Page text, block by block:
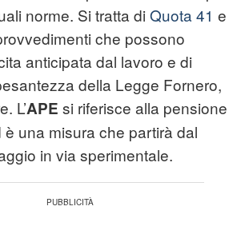
norme. Si tratta di Quota 41 e
che possono
anticipata dal lavoro e di
della Legge Fornero,
L’APE si riferisce alla pensione
una misura che partirà dal
in via sperimentale.